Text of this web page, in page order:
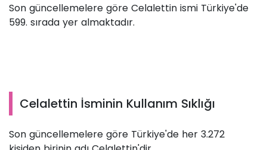
Son güncellemelere göre Celalettin ismi Türkiye'de
599. sırada yer almaktadır.
Celalettin İsminin Kullanım Sıklığı
Son güncellemelere göre Türkiye'de her 3.272